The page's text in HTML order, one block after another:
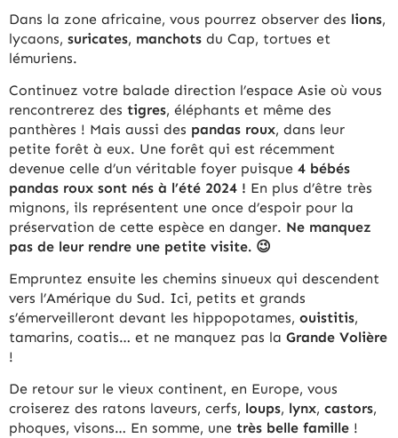
Dans la zone africaine, vous pourrez observer des lions,
lycaons, suricates, manchots du Cap, tortues et
lémuriens.
Continuez votre balade direction l’espace Asie où vous
rencontrerez des tigres, éléphants et même des
panthères ! Mais aussi des pandas roux, dans leur
petite forêt à eux. Une forêt qui est récemment
devenue celle d’un véritable foyer puisque 4 bébés
pandas roux sont nés à l’été 2024 ! En plus d’être très
mignons, ils représentent une once d’espoir pour la
préservation de cette espèce en danger. Ne manquez
pas de leur rendre une petite visite. 😉
Empruntez ensuite les chemins sinueux qui descendent
vers l’Amérique du Sud. Ici, petits et grands
s’émerveilleront devant les hippopotames, ouistitis,
tamarins, coatis… et ne manquez pas la Grande Volière
!
De retour sur le vieux continent, en Europe, vous
croiserez des ratons laveurs, cerfs, loups, lynx, castors,
phoques, visons… En somme, une très belle famille !